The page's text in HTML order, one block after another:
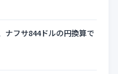
ナフサ844ドルの円換算で